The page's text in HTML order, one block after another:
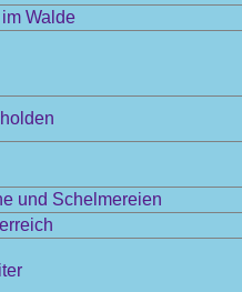
Walde
und Schelmereien